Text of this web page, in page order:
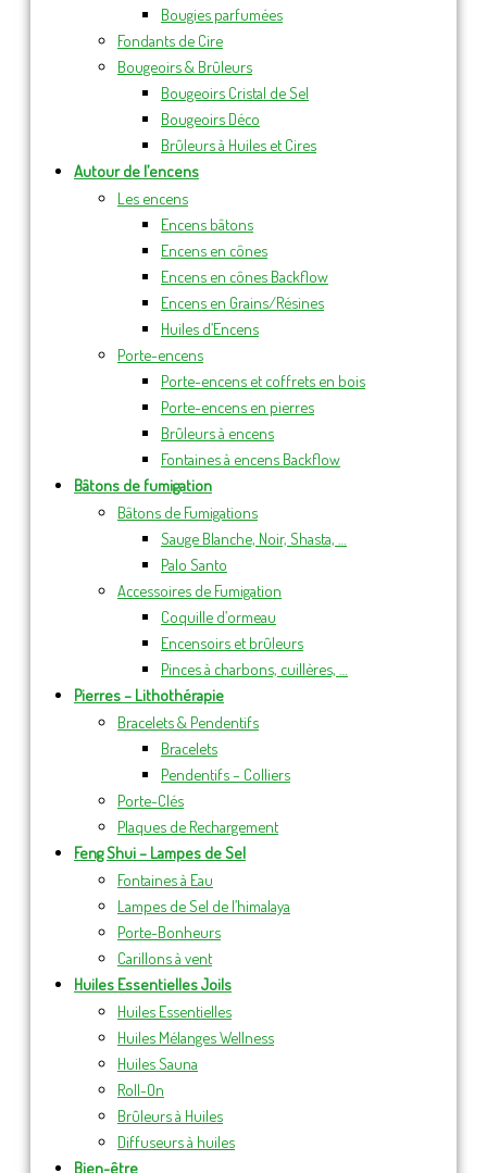
Bougies parfumées
Fondants de Cire
Bougeoirs & Brûleurs
Bougeoirs Cristal de Sel
Bougeoirs Déco
Brûleurs à Huiles et Cires
Autour de l’encens
Les encens
Encens bâtons
Encens en cônes
Encens en cônes Backflow
Encens en Grains/Résines
Huiles d’Encens
Porte-encens
Porte-encens et coffrets en bois
Porte-encens en pierres
Brûleurs à encens
Fontaines à encens Backflow
Bâtons de fumigation
Bâtons de Fumigations
Sauge Blanche, Noir, Shasta, …
Palo Santo
Accessoires de Fumigation
Coquille d’ormeau
Encensoirs et brûleurs
Pinces à charbons, cuillères, …
Pierres – Lithothérapie
Bracelets & Pendentifs
Bracelets
Pendentifs – Colliers
Porte-Clés
Plaques de Rechargement
Feng Shui – Lampes de Sel
Fontaines à Eau
Lampes de Sel de l’himalaya
Porte-Bonheurs
Carillons à vent
Huiles Essentielles Joils
Huiles Essentielles
Huiles Mélanges Wellness
Huiles Sauna
Roll-On
Brûleurs à Huiles
Diffuseurs à huiles
Bien-être